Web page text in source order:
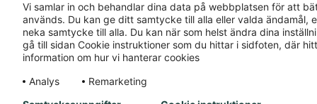
Vi samlar in och behandlar dina data på webbplatsen för att
används. Du kan ge ditt samtycke till alla eller valda ändamål,
neka samtycke till alla. Du kan när som helst ändra dina
gå till sidan Cookie instruktioner som du hittar i sidfoten, där
information om hur vi hanterar cookies
Analys
Remarketing